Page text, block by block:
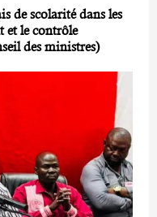
de scolarité dans les
et le contrôle
des ministres)